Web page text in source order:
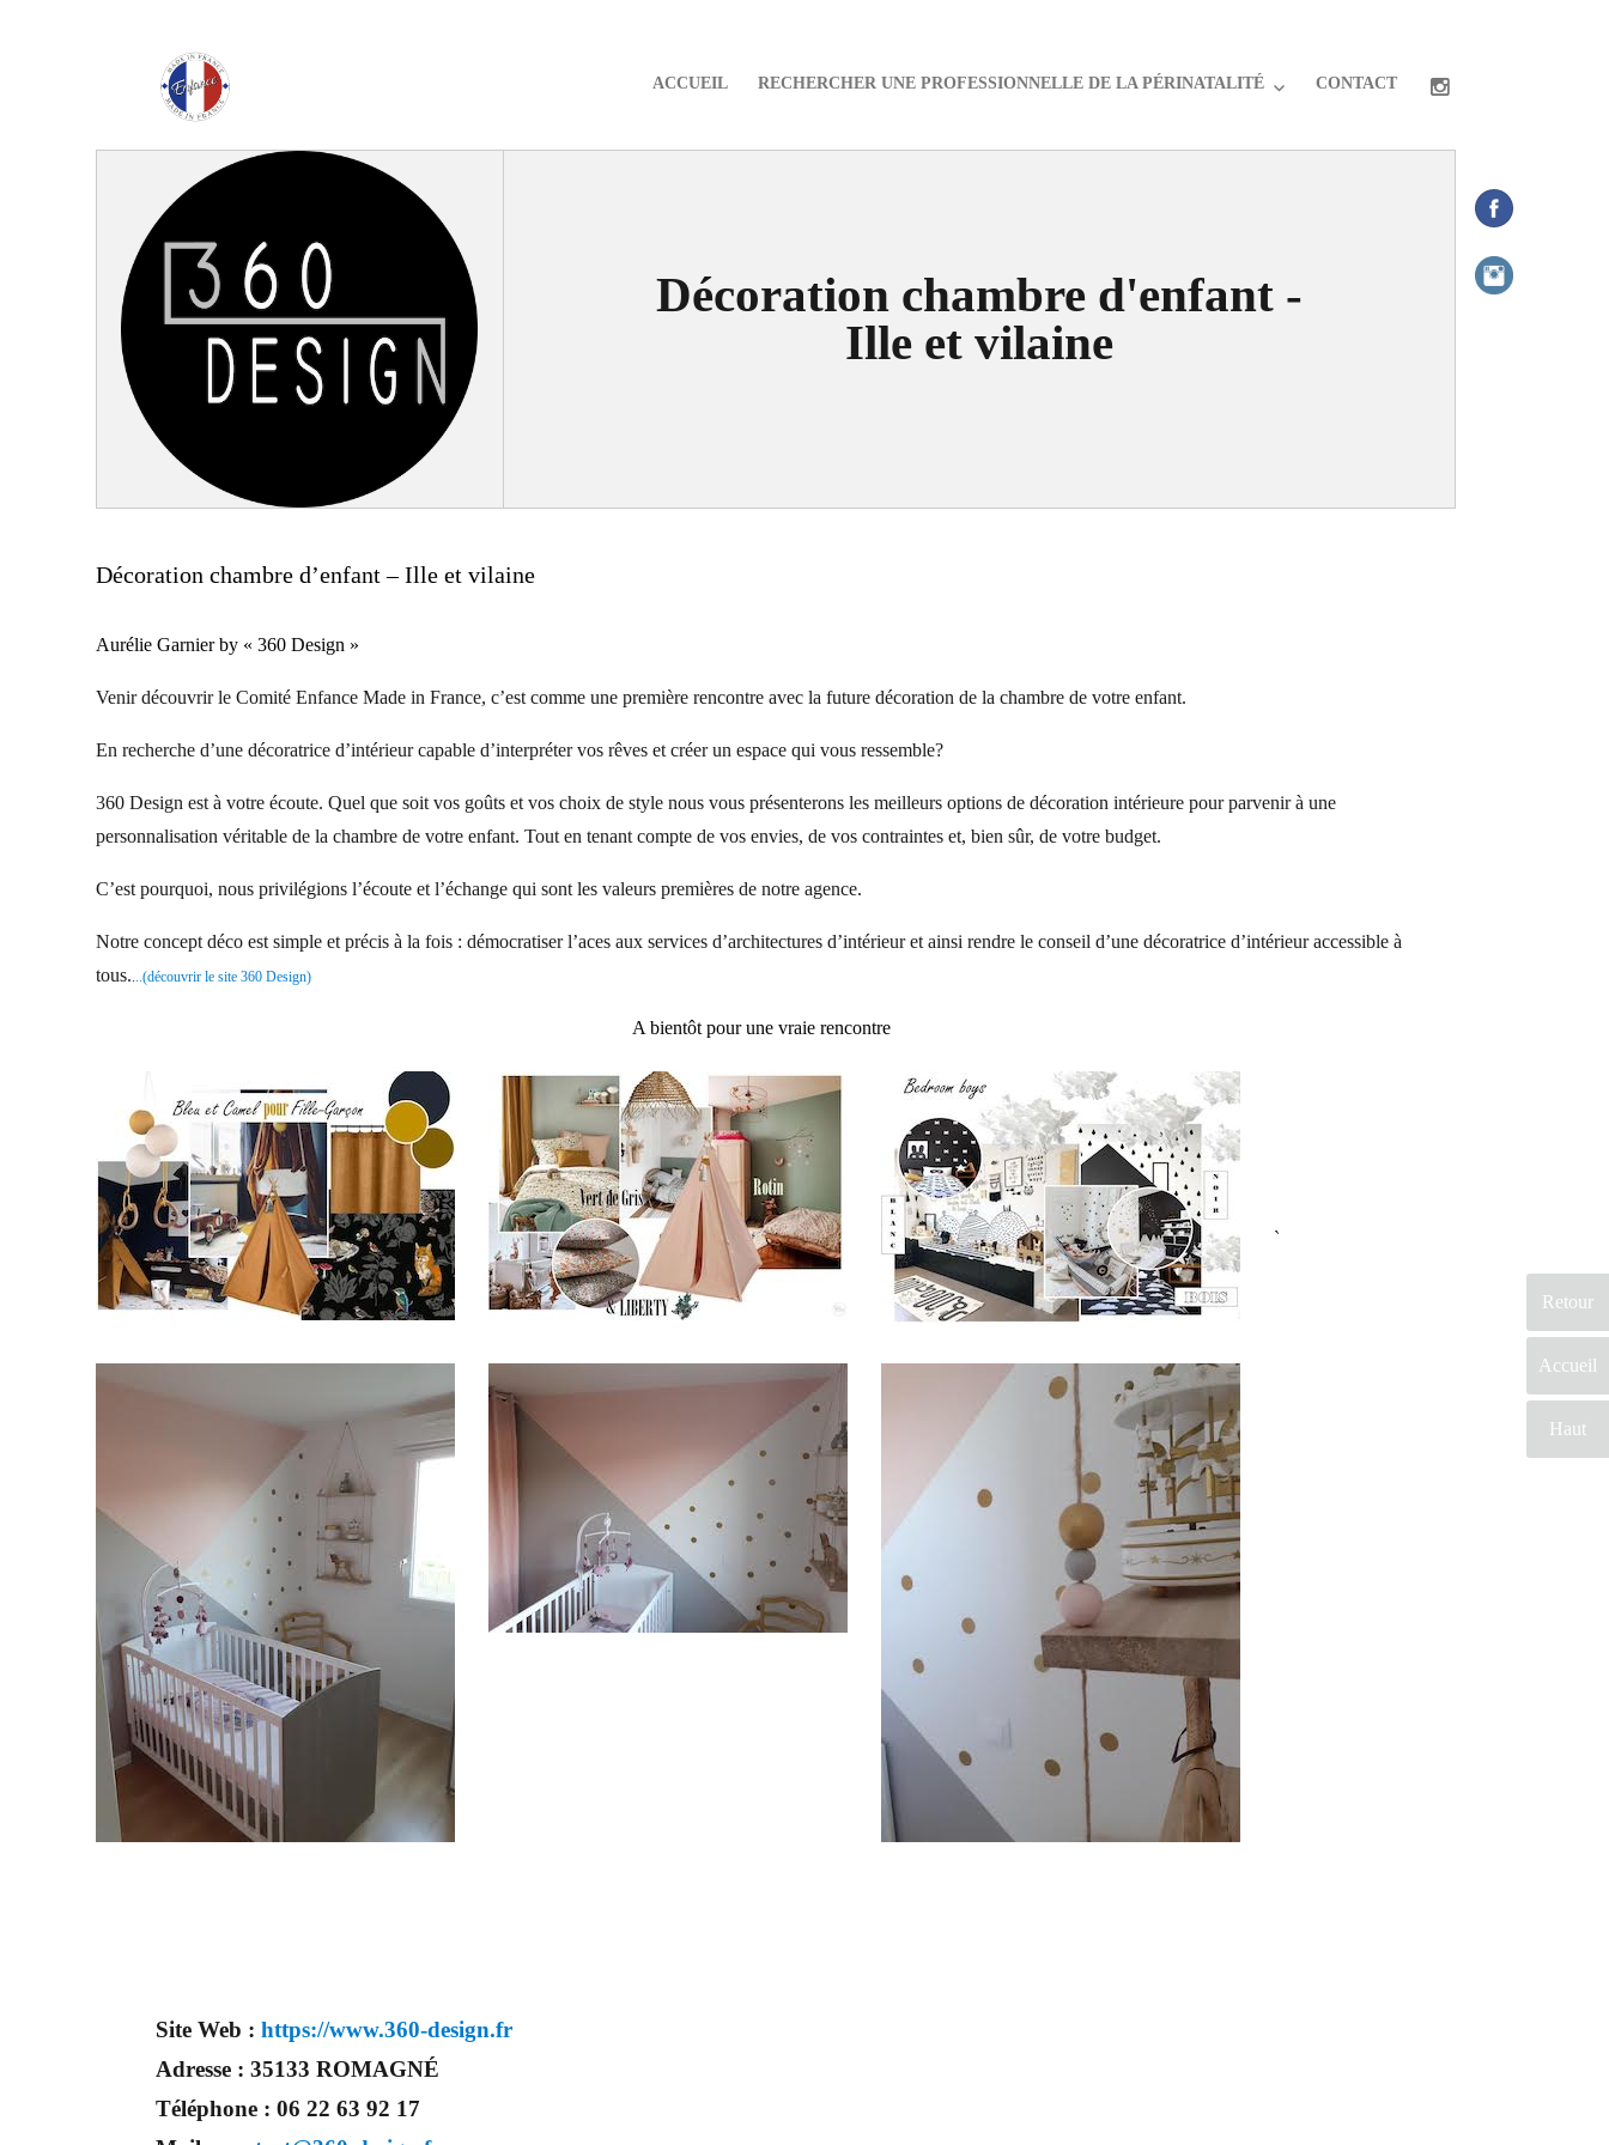
Enfance Made in France
ACCUEIL RECHERCHER UNE PROFESSIONNELLE DE LA PÉRINATALITÉ CONTACT
Retour
Accueil
Haut
Décoration chambre d'enfant -
Ille et vilaine
Décoration chambre d’enfant – Ille et vilaine
Aurélie Garnier by « 360 Design »
Venir découvrir le Comité Enfance Made in France, c’est comme une première rencontre avec la future décoration de la chambre de votre enfant.
En recherche d’une décoratrice d’intérieur capable d’interpréter vos rêves et créer un espace qui vous ressemble?
360 Design est à votre écoute. Quel que soit vos goûts et vos choix de style nous vous présenterons les meilleurs options de décoration intérieure pour parvenir à une
personnalisation véritable de la chambre de votre enfant. Tout en tenant compte de vos envies, de vos contraintes et, bien sûr, de votre budget.
C’est pourquoi, nous privilégions l’écoute et l’échange qui sont les valeurs premières de notre agence.
Notre concept déco est simple et précis à la fois : démocratiser l’aces aux services d’architectures d’intérieur et ainsi rendre le conseil d’une décoratrice d’intérieur accessible à
tous....(découvrir le site 360 Design)
A bientôt pour une vraie rencontre
`
Site Web :https://www.360-design.fr
Adresse :35133 ROMAGNÉ
Téléphone :06 22 63 92 17